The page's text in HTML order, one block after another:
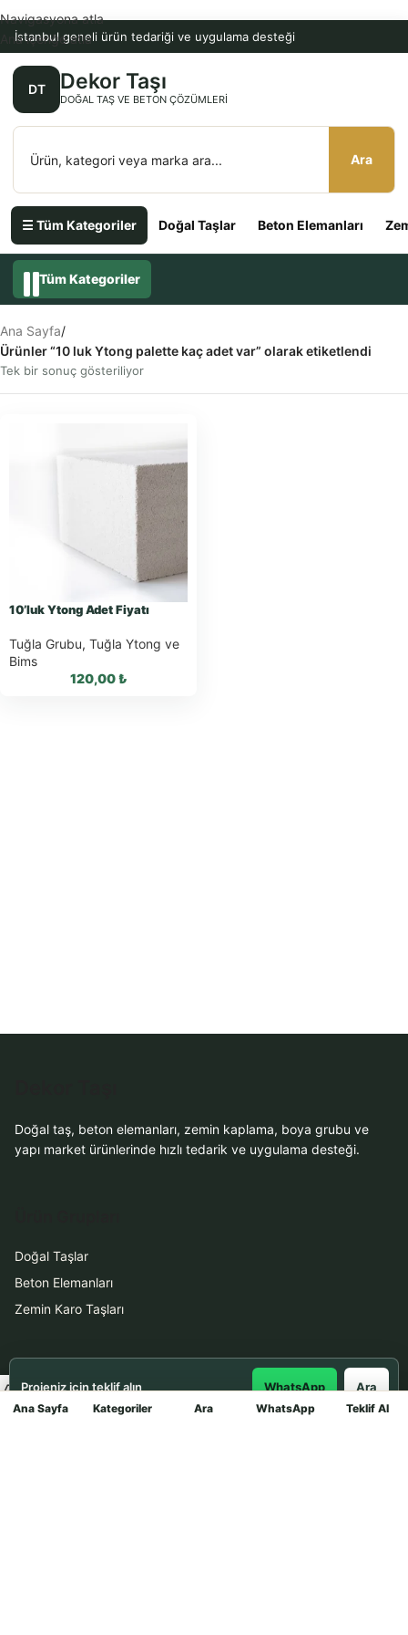
İstanbul geneli ürün tedariği ve uygulama desteği
DT Dekor Taşı
DOĞAL TAŞ VE BETON ÇÖZÜMLERI
Ara
☰ Tüm Kategoriler Doğal Taşlar Beton Elemanları
Navigasyona atla
Ana içeriğe atla
Tüm Kategoriler
Ana Sayfa/
Ürünler “10 luk Ytong palette kaç adet var” olarak etiketlendi
Tek bir sonuç gösteriliyor
10’luk Ytong Adet Fiyatı
Tuğla Grubu, Tuğla Ytong ve
Bims
120,00₺
Ana Sayfa Kategoriler Ara WhatsApp Teklif Al
Doğal taş, beton elemanları, zemin kaplama, boya grubu ve
yapı market ürünlerinde hızlı tedarik ve uygulama desteği.
Doğal Taşlar
Beton Elemanları
Zemin Karo Taşları
Hizmetler
Uygulama
Projeniz için teklif alın WhatsApp Ara